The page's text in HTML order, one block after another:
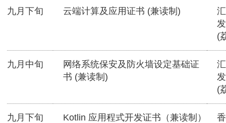
九月下旬 云端计算及应用证书 (兼读制)
(
九月中旬
网络系统保安及防火墙设定基础证
书 (兼读制)
(
九月下旬 Kotlin 应用程式开发证书（兼读制）